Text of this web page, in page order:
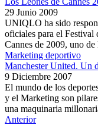
29 Junio 2009
UNIQLO ha sido
oficiales para el
Cannes de 2009, uno
Marketing deportivo
Manchester United. Un
9 Diciembre 2007
El mundo de los
y el Marketing son
una maquinaria
Anterior